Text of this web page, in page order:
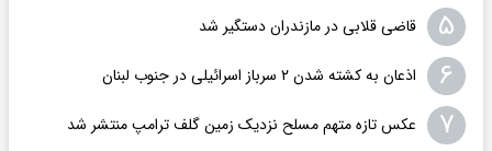
۵ قاضی قلابی در مازندران دستگیر شد
۶ اذعان به کشته شدن ۲ سرباز اسرائیلی در جنوب لبنان
۷ عکس تازه متهم مسلح نزدیک زمین گلف ترامپ منتشر شد